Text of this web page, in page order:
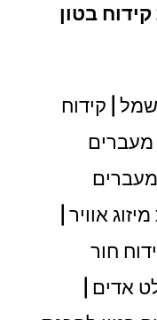
בטון
| קידוח
מעברים
אוויר |
חור
אדים |